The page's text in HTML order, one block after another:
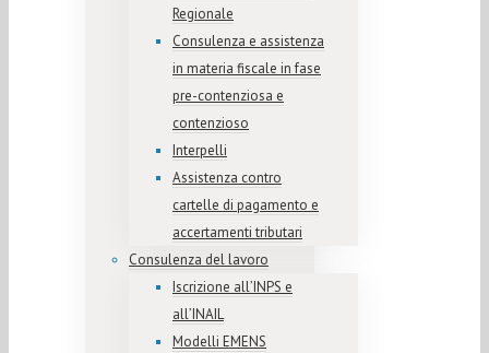
Regionale
Consulenza e assistenza
in materia fiscale in fase
pre-contenziosa e
contenzioso
Interpelli
Assistenza contro
cartelle di pagamento e
accertamenti tributari
Consulenza del lavoro
Iscrizione all’INPS e
all’INAIL
Modelli EMENS